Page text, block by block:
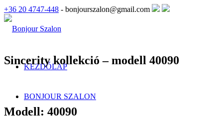
+36 20 4747-448 - bonjourszalon@gmail.com
KEZDŐLAP
BONJOUR SZALON
Sincerity kollekció – modell 40090
Modell: 40090